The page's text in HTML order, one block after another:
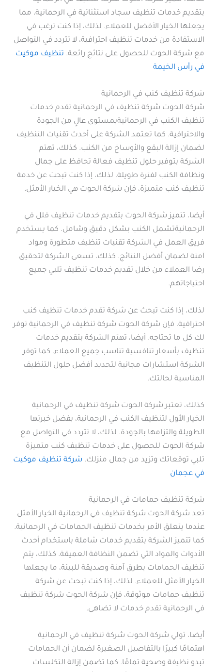
بتقديم خدمات تنظيف سجاد استثنائية في الرحمانية، مما
يجعلها الخيار الأفضل للعملاء. لذلك، إذا كنت ترغب في
الاستفادة من خدمات تنظيف احترافية، لا تتردد في التواصل
مع شركة الحوت للحصول على نتائج رائعة. تنظيف موكيت
في رأس الخيمة
شركة تنظيف كنب في الرحمانية
شركة الحوت شركة تنظيف في الرحمانية تقدم خدمات
تنظيف الكنب في الرحمانيةبمستوى عالٍ من الجودة
والاحترافية. كما تعتمد الشركة على أحدث تقنيات التنظيف
لضمان إزالة البقع والأوساخ من الكنب. كذلك، تهتم
الشركة بتوفير حلول تنظيف فعالة تحافظ على جمال
ونظافة الكنب لفترة طويلة. لذلك، إذا كنت تبحث عن خدمة
تنظيف كنب متميزة، فإن شركة الحوت هي الخيار الأمثل.
أيضا، تتميز شركة الحوت بتقديم خدمات تنظيف فلل في
الرحمانيةتشمل الكنب بشكل دقيق وشامل. كما يستخدم
فريق العمل في الشركة تقنيات تنظيف متطورة ومواد
آمنة لضمان أفضل النتائج. كذلك، تسعى الشركة لتحقيق
رضا العملاء من خلال تقديم خدمات تنظيف تلبي جميع
احتياجاتهم.
لذلك، إذا كنت تبحث عن شركة تقدم خدمات تنظيف كنب
احترافية، فإن شركة الحوت شركة تنظيف في الرحمانية توفر
لك كل ما تحتاجه. أيضا، تهتم الشركة بتقديم خدمات
تنظيف بأسعار تنافسية تناسب جميع العملاء. كما توفر
الشركة استشارات مجانية لتحديد أفضل حلول التنظيف
المناسبة لحالتك.
كذلك، تعتبر شركة الحوت شركة تنظيف في الرحمانية
الخيار الأول لتنظيف الكنب في الرحمانية، بفضل خبرتها
الطويلة والتزامها بالجودة. لذلك، لا تتردد في التواصل مع
شركة الحوت للحصول على خدمات تنظيف كنب متميزة
تلبي توقعاتك وتزيد من جمال منزلك. شركة تنظيف موكيت
في عجمان
شركة تنظيف حمامات في الرحمانية
تعد شركة الحوت شركة تنظيف في الرحمانية الخيار الأمثل
عندما يتعلق الأمر بخدمات تنظيف الحمامات في الرحمانية.
كما تتميز الشركة بتقديم خدمات شاملة باستخدام أحدث
الأدوات والمواد التي تضمن النظافة العميقة. كذلك، يتم
تنظيف الحمامات بطرق آمنة وصديقة للبيئة، ما يجعلها
الخيار الأمثل للعملاء. لذلك، إذا كنت تبحث عن شركة
تنظيف حمامات موثوقة، فإن شركة الحوت شركة تنظيف
في الرحمانية تقدم خدمات لا تضاهى.
أيضا، تولي شركة الحوت شركة تنظيف في الرحمانية
اهتمامًا كبيرًا بالتفاصيل الصغيرة لضمان أن الحمامات
تبدو نظيفة وصحية تمامًا. كما تضمن إزالة التكلسات